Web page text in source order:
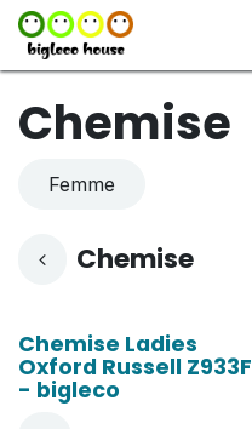
Se rendre au contenu
Chemise
Femme
Chemise
Chemise Ladies
Oxford Russell Z933F
- bigleco